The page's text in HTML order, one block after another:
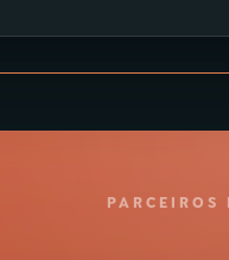
PARCEIROS